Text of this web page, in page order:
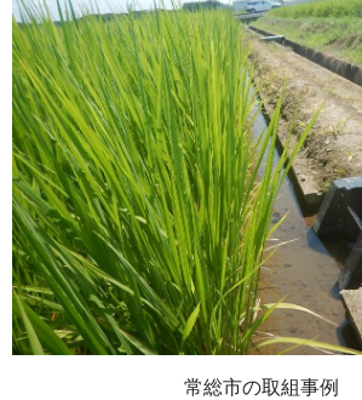
常総市の取組事例